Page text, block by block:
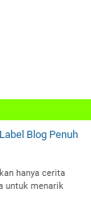
Blog Penuh
hanya cerita
untuk menarik